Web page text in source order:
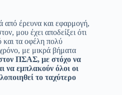
από έρευνα και εφαρμογή,
μου έχει αποδείξει ότι
και τα οφέλη πολύ
με μικρά βήματα
ΠΣΑΣ, με στόχο να
να εμπλακούν όλοι οι
το ταχύτερο